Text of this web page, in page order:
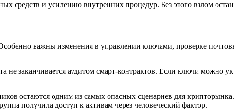
и усилению внутренних процедур. Без этого взлом
важны изменения в управлении ключами, проверке
заканчивается аудитом смарт-контрактов. Если ключи можно
остаются одним из самых опасных сценариев для
получила доступ к активам через человеческий фактор.